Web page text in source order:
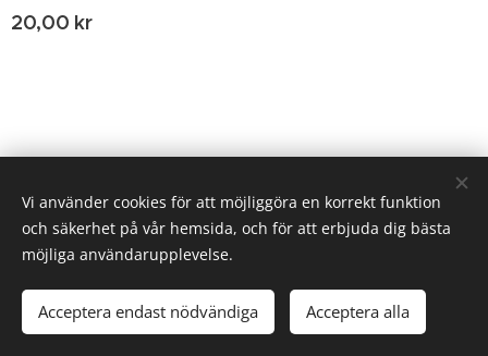
20,00 kr
Lägg i kundvagnen
© 2020 Birgitta Helm, Broestorp 1175, 289 93 Broby
Cookies
Vi använder cookies för att möjliggöra en korrekt funktion
och säkerhet på vår hemsida, och för att erbjuda dig bästa
möjliga användarupplevelse.
Acceptera endast nödvändiga Acceptera alla